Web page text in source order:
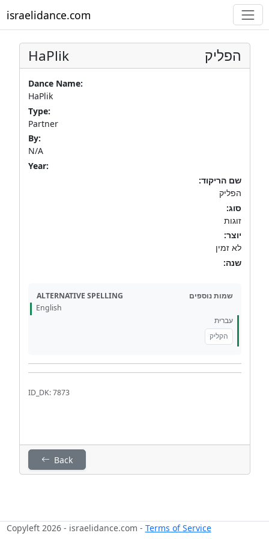
israelidance.com
HaPlik הפליק
Dance Name:
HaPlik
Type:
Partner
By:
N/A
Year:
שם הריקוד:
הפליק
סוג:
זוגות
יוצר:
לא זמין
שנה:
ALTERNATIVE SPELLING
שמות נוספים
English
עברית
הקליק
ID_DK: 7873
Back
Copyleft 2026 - israelidance.com - Terms of Service